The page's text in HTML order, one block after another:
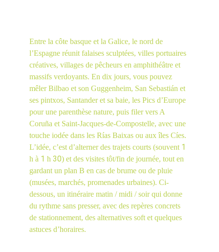
Entre la côte basque et la Galice, le nord de
l’Espagne réunit falaises sculptées, villes portuaires
créatives, villages de pêcheurs en amphithéâtre et
massifs verdoyants. En dix jours, vous pouvez
mêler Bilbao et son Guggenheim, San Sebastián et
ses pintxos, Santander et sa baie, les Pics d’Europe
pour une parenthèse nature, puis filer vers A
Coruña et Saint-Jacques-de-Compostelle, avec une
touche iodée dans les Rías Baixas ou aux îles Cíes.
L’idée, c’est d’alterner des trajets courts (souvent 1
h à 1 h 30) et des visites tôt/fin de journée, tout en
gardant un plan B en cas de brume ou de pluie
(musées, marchés, promenades urbaines). Ci-
dessous, un itinéraire matin / midi / soir qui donne
du rythme sans presser, avec des repères concrets
de stationnement, des alternatives soft et quelques
astuces d’horaires.